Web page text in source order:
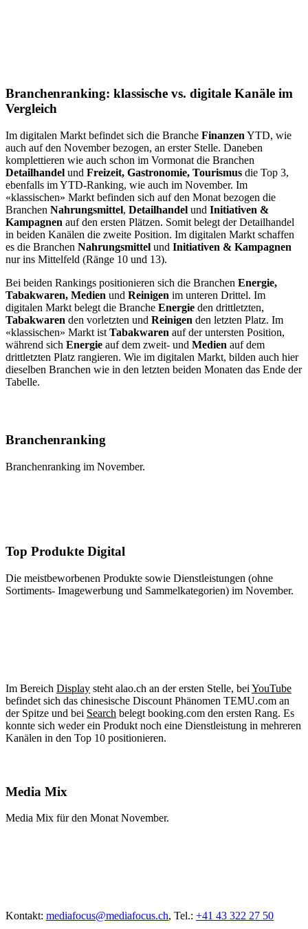
Branchenranking: klassische vs. digitale Kanäle im
Vergleich
Im digitalen Markt befindet sich die Branche Finanzen YTD, wie
auch auf den November bezogen, an erster Stelle. Daneben
komplettieren wie auch schon im Vormonat die Branchen
Detailhandel und Freizeit, Gastronomie, Tourismus die Top 3,
ebenfalls im YTD-Ranking, wie auch im November. Im
«klassischen» Markt befinden sich auf den Monat bezogen die
Branchen Nahrungsmittel, Detailhandel und Initiativen &
Kampagnen auf den ersten Plätzen. Somit belegt der Detailhandel
in beiden Kanälen die zweite Position. Im digitalen Markt schaffen
es die Branchen Nahrungsmittel und Initiativen & Kampagnen
nur ins Mittelfeld (Ränge 10 und 13).
Bei beiden Rankings positionieren sich die Branchen Energie,
Tabakwaren, Medien und Reinigen im unteren Drittel. Im
digitalen Markt belegt die Branche Energie den drittletzten,
Tabakwaren den vorletzten und Reinigen den letzten Platz. Im
«klassischen» Markt ist Tabakwaren auf der untersten Position,
während sich Energie auf dem zweit- und Medien auf dem
drittletzten Platz rangieren. Wie im digitalen Markt, bilden auch hier
dieselben Branchen wie in den letzten beiden Monaten das Ende der
Tabelle.
Branchenranking
Branchenranking im November.
Top Produkte Digital
Die meistbeworbenen Produkte sowie Dienstleistungen (ohne
Sortiments- Imagewerbung und Sammelkategorien) im November.
Im Bereich Display steht alao.ch an der ersten Stelle, bei YouTube
befindet sich das chinesische Discount Phänomen TEMU.com an
der Spitze und bei Search belegt booking.com den ersten Rang. Es
konnte sich weder ein Produkt noch eine Dienstleistung in mehreren
Kanälen in den Top 10 positionieren.
Media Mix
Media Mix für den Monat November.
Kontakt: mediafocus@mediafocus.ch, Tel.: +41 43 322 27 50